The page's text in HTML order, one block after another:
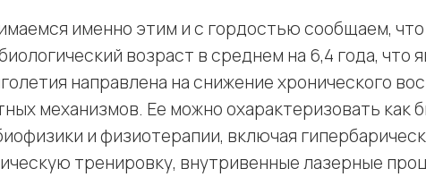
именно этим и с гордостью сообщаем,
возраст в среднем на 6,4 года,
направлена на снижение хронического
механизмов. Ее можно охарактеризовать как
и физиотерапии, включая
тренировку, внутривенные лазерные